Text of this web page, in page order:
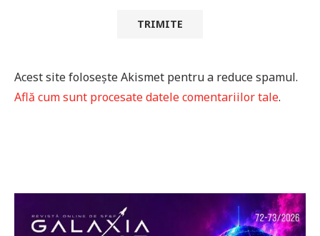
Acest site folosește Akismet pentru a reduce spamul.
Află cum sunt procesate datele comentariilor tale.